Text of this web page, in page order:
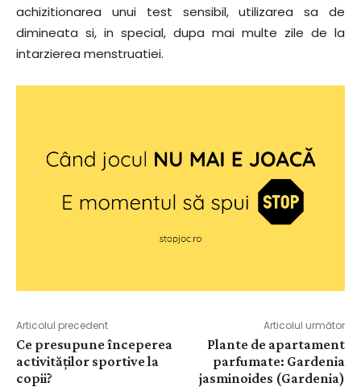
achizitionarea unui test sensibil, utilizarea sa de
dimineata si, in special, dupa mai multe zile de la
intarzierea menstruatiei.
Articolul precedent
Ce presupune începerea
activităților sportive la
copii?
Articolul următor
Plante de apartament
parfumate: Gardenia
jasminoides (Gardenia)